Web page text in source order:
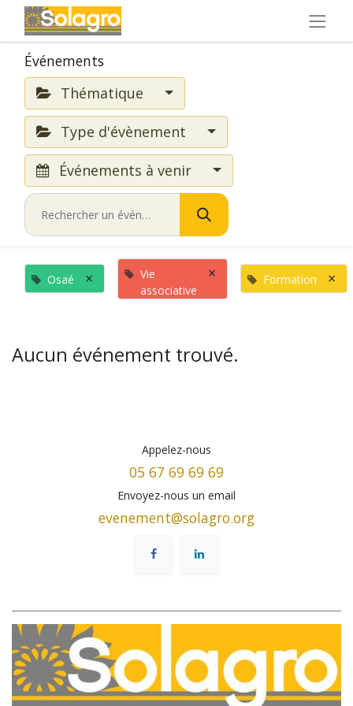
Événements
Thématique
Type d'évènement
Événements à venir
Osaé ×
Vie
associative
× Formation ×
Aucun événement trouvé.
Appelez-nous
05 67 69 69 69
Envoyez-nous un email
evenement@solagro.org